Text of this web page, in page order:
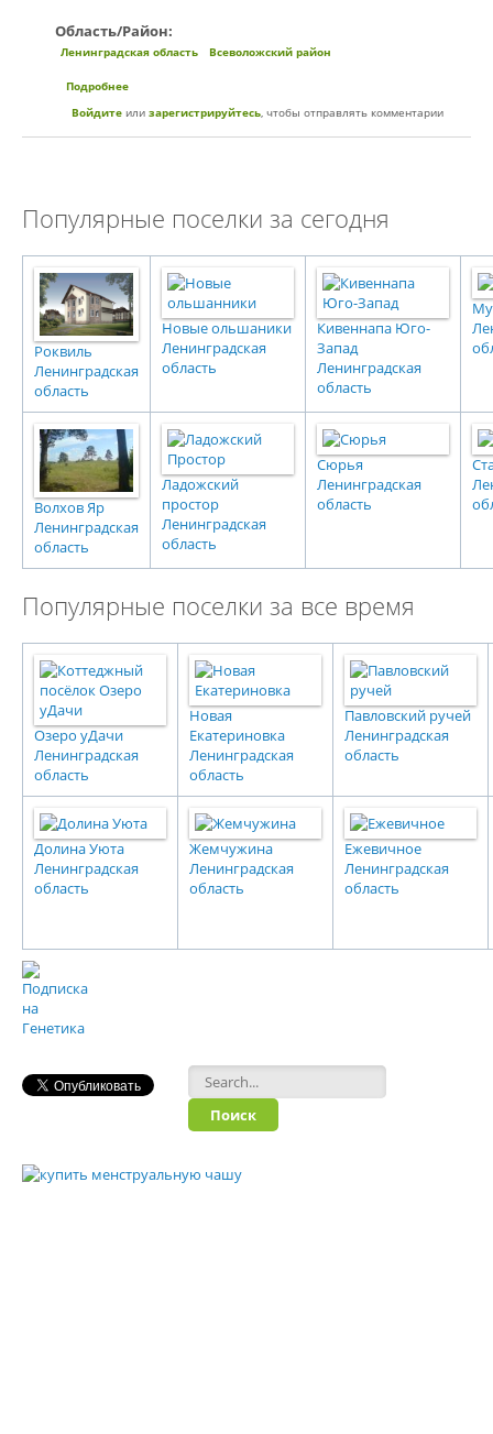
Область/Район:
Ленинградская область Всеволожский район
Подробнее
Войдите или зарегистрируйтесь, чтобы отправлять комментарии
Популярные поселки за сегодня
Роквиль
Ленинградская
область
Новые ольшаники
Ленинградская
область
Кивеннапа Юго-
Запад
Ленинградская
область
Волхов Яр
Ленинградская
область
Ладожский
простор
Ленинградская
область
Сюрья
Ленинградская
область
Популярные поселки за все время
Озеро уДачи
Ленинградская
область
Новая
Екатериновка
Ленинградская
область
Павловский ручей
Ленинградская
область
Долина Уюта
Ленинградская
область
Жемчужина
Ленинградская
область
Ежевичное
Ленинградская
область
Форма поиска